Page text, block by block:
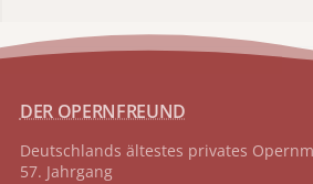
DER OPERNFREUND
Deutschlands ältestes privates
57. Jahrgang